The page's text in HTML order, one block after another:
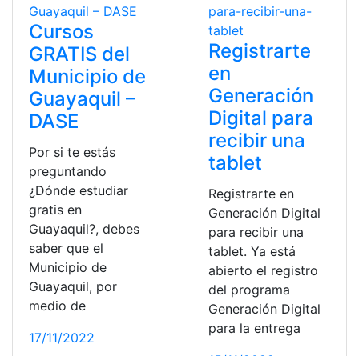
Cursos
GRATIS del
Municipio de
Guayaquil –
DASE
Por si te estás
preguntando
¿Dónde estudiar
gratis en
Guayaquil?, debes
saber que el
Municipio de
Guayaquil, por
medio de
17/11/2022
Registrarte
en
Generación
Digital para
recibir una
tablet
Registrarte en
Generación Digital
para recibir una
tablet. Ya está
abierto el registro
del programa
Generación Digital
para la entrega